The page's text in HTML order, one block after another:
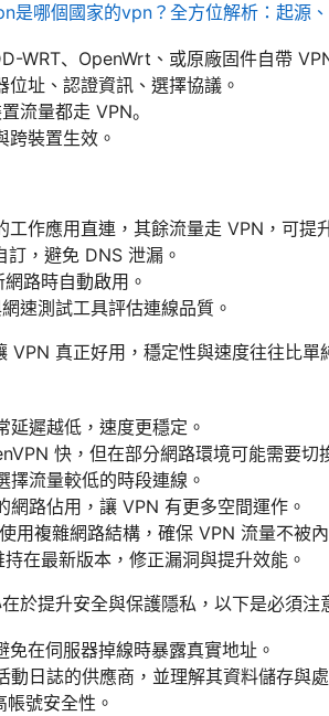
是哪個國家的vpn？全方位解析：起源
WRT、OpenWrt、或原廠固件自帶
址、認證資訊、選擇協議。
流量都走 VPN。
裝置生效。
作應用直連，其餘流量走 VPN，可提
，避免 DNS 泄漏。
路時自動啟用。
速測試工具評估連線品質。
真正好用，穩定性與速度往往比單
遲越低，速度更穩定。
快，但在部分網路環境可能需要切
流量較低的時段連線。
路佔用，讓 VPN 有更多空間運作。
用複雜網路結構，確保 VPN 流量不被
在最新版本，修正漏洞與提升效能。
於提升安全與保護隱私，以下是必須注
在伺服器掉線時暴露真實地址。
日誌的供應商，並理解其資料儲存與
號安全性。